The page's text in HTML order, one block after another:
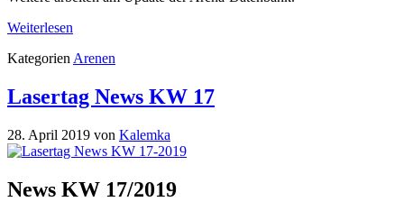
Weiterlesen
Kategorien Arenen
Lasertag News KW 17
28. April 2019 von Kalemka
News KW 17/2019